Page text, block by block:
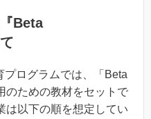
Beta
プログラムでは、「Beta
のための教材をセットで
は以下の順を想定してい